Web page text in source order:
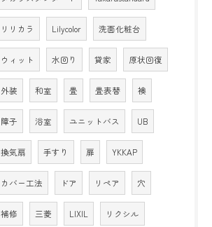
リリカラ Lilycolor 洗面化粧台
ウィット 水回り 貸家 原状回復
外装 和室 畳 畳表替 襖
障子 浴室 ユニットバス UB
換気扇 手すり 扉 YKKAP
カバー工法 ドア リペア 穴
補修 三菱 LIXIL リクシル